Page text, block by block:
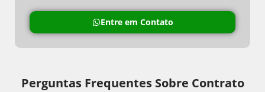
Entre em Contato
Perguntas Frequentes Sobre Contrato